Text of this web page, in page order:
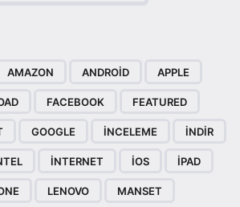
AMAZON ANDROID APPLE
FACEBOOK FEATURED
GOOGLE INCELEME INDIR
INTERNET IOS IPAD
LENOVO MANSET